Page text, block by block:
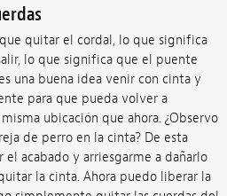
quitar el cordal, lo que significa
lo que significa que el puente
una buena idea venir con cinta y
para que pueda volver a
ubicación que ahora. ¿Observo
de perro en la cinta? De esta
acabado y arriesgarme a dañarlo
la cinta. Ahora puedo liberar la